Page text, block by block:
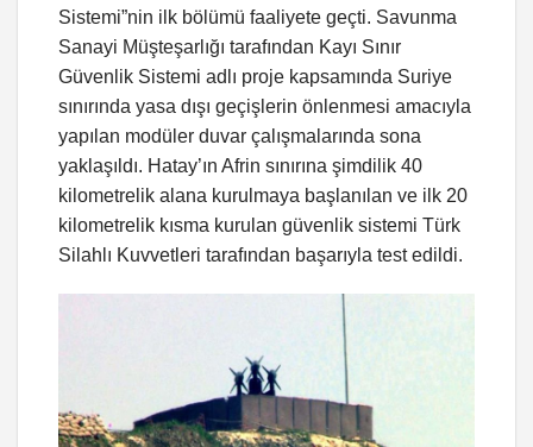
Sistemi”nin ilk bölümü faaliyete geçti. Savunma
Sanayi Müşteşarlığı tarafından Kayı Sınır
Güvenlik Sistemi adlı proje kapsamında Suriye
sınırında yasa dışı geçişlerin önlenmesi amacıyla
yapılan modüler duvar çalışmalarında sona
yaklaşıldı. Hatay’ın Afrin sınırına şimdilik 40
kilometrelik alana kurulmaya başlanılan ve ilk 20
kilometrelik kısma kurulan güvenlik sistemi Türk
Silahlı Kuvvetleri tarafından başarıyla test edildi.